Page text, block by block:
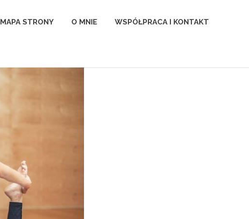
MAPA STRONY O MNIE WSPÓŁPRACA I KONTAKT